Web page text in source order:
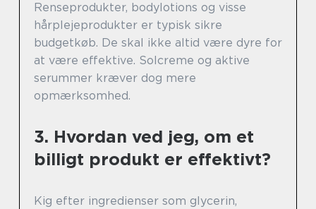
Renseprodukter, bodylotions og visse
hårplejeprodukter er typisk sikre
budgetkøb. De skal ikke altid være dyre for
at være effektive. Solcreme og aktive
serummer kræver dog mere
opmærksomhed.
3. Hvordan ved jeg, om et
billigt produkt er effektivt?
Kig efter ingredienser som glycerin,